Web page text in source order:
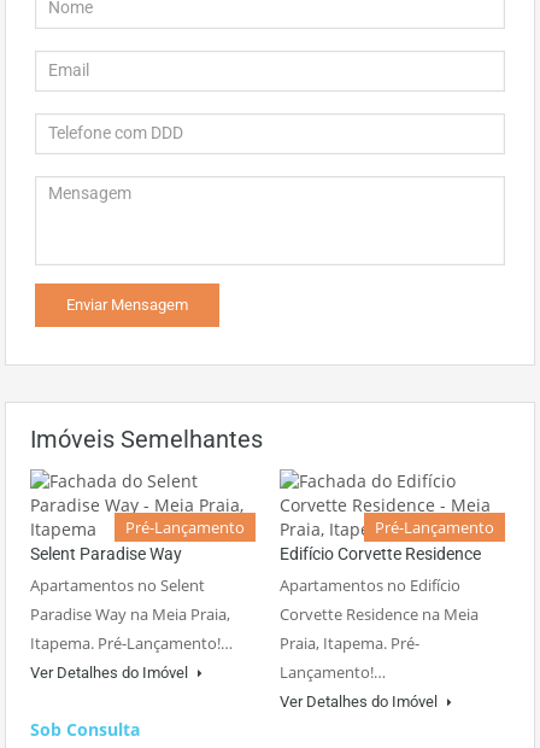
Imóveis Semelhantes
Pré-Lançamento
Selent Paradise Way
Apartamentos no Selent
Paradise Way na Meia Praia,
Itapema. Pré-Lançamento!…
Ver Detalhes do Imóvel
Sob Consulta
Pré-Lançamento
Edifício Corvette Residence
Apartamentos no Edifício
Corvette Residence na Meia
Praia, Itapema. Pré-
Lançamento!…
Ver Detalhes do Imóvel